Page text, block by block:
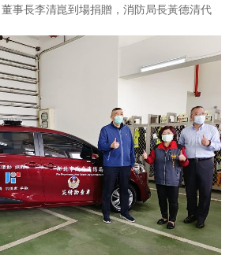
事長李清崑到場捐贈，消防局長黃德清代